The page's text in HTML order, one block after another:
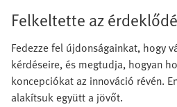
Felkeltette az
Fedezze fel újdonságainkat, hogy
kérdéseire, és megtudja, hogyan
koncepciókat az innováció révén.
alakítsuk együtt a jövőt.